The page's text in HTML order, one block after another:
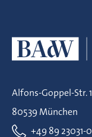
Alfons-Goppel-Str.
80539 München
+49 89 23031-0